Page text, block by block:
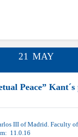
21 MAY
Peace”
III of Madrid. Faculty
11.0.16